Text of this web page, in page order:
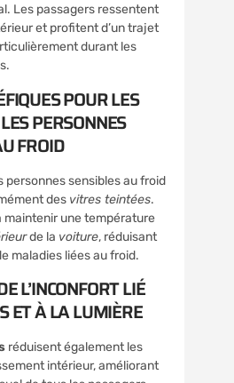
Les passagers ressentent
et profitent d’un trajet
durant les
POUR LES
PERSONNES
FROID
personnes sensibles au froid
des vitres teintées.
maintenir une température
de la voiture, réduisant
maladies liées au froid.
L’INCONFORT LIÉ
ET À LA LUMIÈRE
réduisent également les
intérieur, améliorant